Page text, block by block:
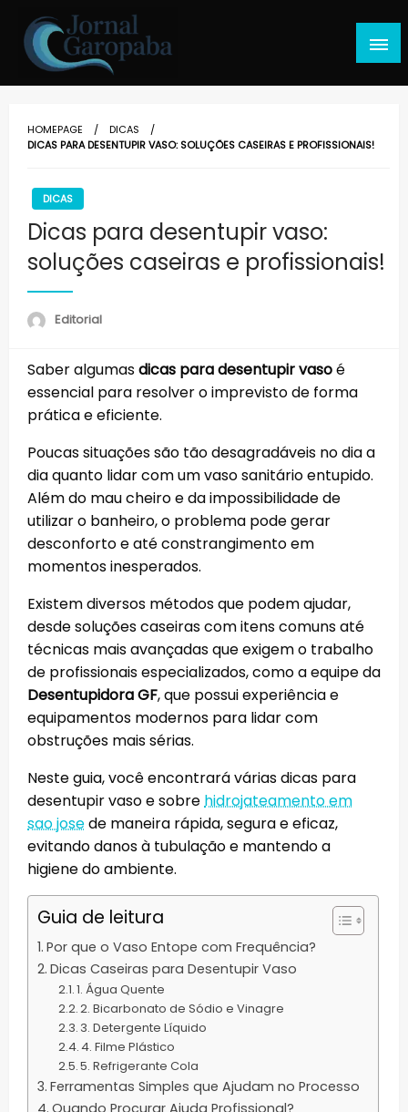
content
Jornal Garopaba
HOMEPAGE
DICAS
DICAS PARA DESENTUPIR VASO: SOLUÇÕES CASEIRAS E PROFISSIONAIS!
DICAS
Dicas para desentupir vaso:
soluções caseiras e profissionais!
Editorial
Saber algumasdicas para desentupir vasoé
essencial para resolver o imprevisto de forma
prática e eficiente.
Poucas situações são tão desagradáveis no dia a
dia quanto lidar com um vaso sanitário entupido.
Além do mau cheiro e da impossibilidade de
utilizar o banheiro, o problema pode gerar
desconforto e até constrangimento em
momentos inesperados.
Existem diversos métodos que podem ajudar,
desde soluções caseiras com itens comuns até
técnicas mais avançadas que exigem o trabalho
de profissionais especializados, como a equipe da
Desentupidora GF, que possui experiência e
equipamentos modernos para lidar com
obstruções mais sérias.
Neste guia, você encontrará várias dicas para
desentupir vaso e sobrehidrojateamento em
sao josede maneira rápida, segura e eficaz,
evitando danos à tubulação e mantendo a
higiene do ambiente.
Guia de leitura
Por que o Vaso Entope com Frequência?
Dicas Caseiras para Desentupir Vaso
1. Água Quente
2. Bicarbonato de Sódio e Vinagre
3. Detergente Líquido
4. Filme Plástico
5. Refrigerante Cola
Ferramentas Simples que Ajudam no Processo